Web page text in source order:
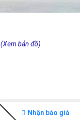
(Xem bản đồ)
Nhận báo giá